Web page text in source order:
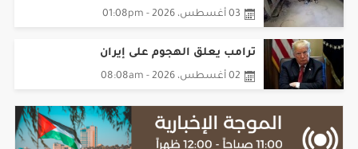
02 أغسطس، 2026 - 08:08am